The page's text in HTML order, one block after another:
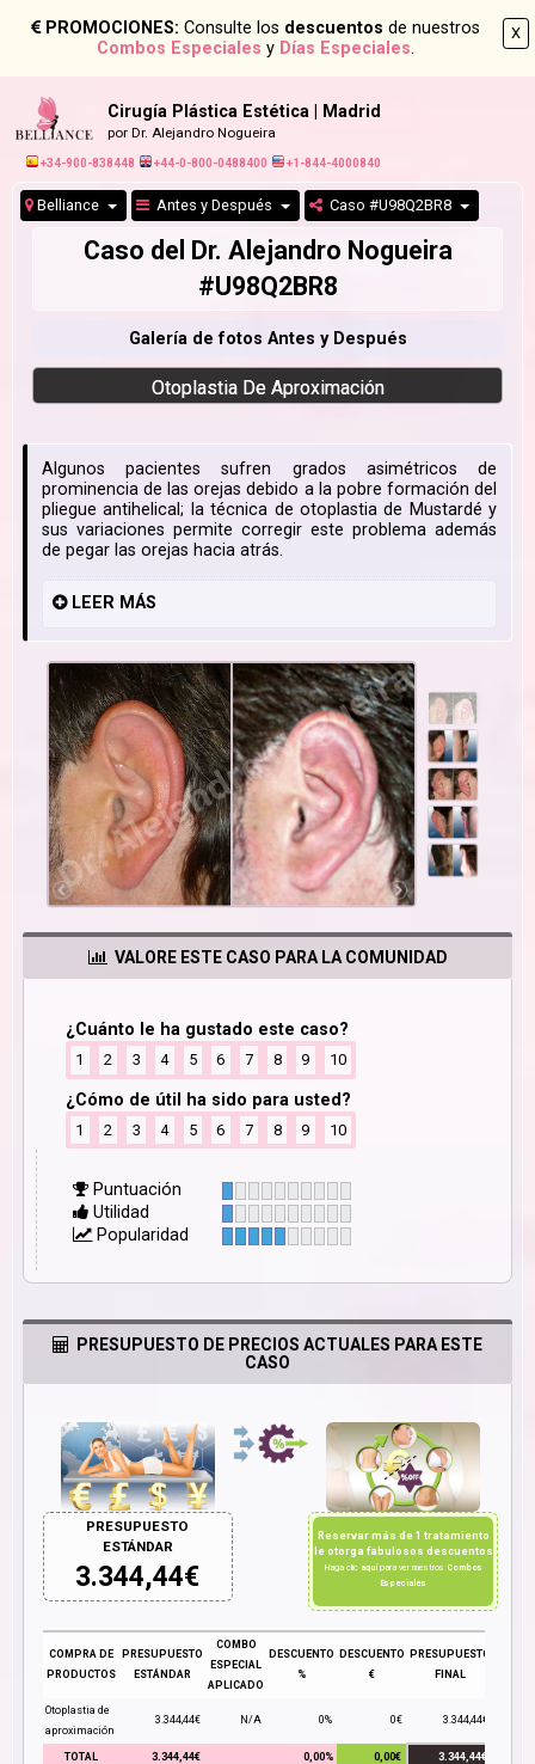
X
PROMOCIONES: Consulte los descuentos de nuestros
Combos Especiales y Días Especiales.
Cirugía Plástica Estética | Madrid
por Dr. Alejandro Nogueira
+34-900-838448 +44-0-800-0488400 +1-844-4000840
Belliance Antes y Después Caso #U98Q2BR8
Caso del Dr. Alejandro Nogueira
#U98Q2BR8
Galería de fotos Antes y Después
Otoplastia De Aproximación
Algunos pacientes sufren grados asimétricos de
prominencia de las orejas debido a la pobre formación del
pliegue antihelical; la técnica de otoplastia de Mustardé y
sus variaciones permite corregir este problema además
de pegar las orejas hacia atrás.
LEER MÁS
VALORE ESTE CASO PARA LA COMUNIDAD
¿Cuánto le ha gustado este caso?
1 2 3 4 5 6 7 8 9 10
¿Cómo de útil ha sido para usted?
1 2 3 4 5 6 7 8 9 10
Puntuación
Utilidad
Popularidad
PRESUPUESTO DE PRECIOS ACTUALES PARA ESTE
CASO
PRESUPUESTO
ESTÁNDAR
3.344,44€
Reservar más de 1 tratamiento
le otorga fabulosos descuentos
Haga clic aquípara ver nuestros Combos
Especiales
COMPRA DE
PRODUCTOS
PRESUPUESTO
ESTÁNDAR
COMBO
ESPECIAL
APLICADO
DESCUENTO
%
DESCUENTO
€
PRESUPUESTO
FINAL
Otoplastia de
aproximación
3.344,44€ N/A 0% 0€ 3.344,44€
TOTAL 3.344,44€ 0,00% 0,00€ 3.344,44€